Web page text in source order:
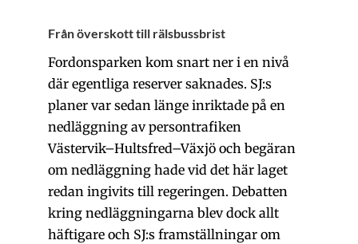
Från överskott till rälsbussbrist
Fordonsparken kom snart ner i en nivå
där egentliga reserver saknades. SJ:s
planer var sedan länge inriktade på en
nedläggning av persontrafiken
Västervik–Hultsfred–Växjö och begäran
om nedläggning hade vid det här laget
redan ingivits till regeringen. Debatten
kring nedläggningarna blev dock allt
häftigare och SJ:s framställningar om